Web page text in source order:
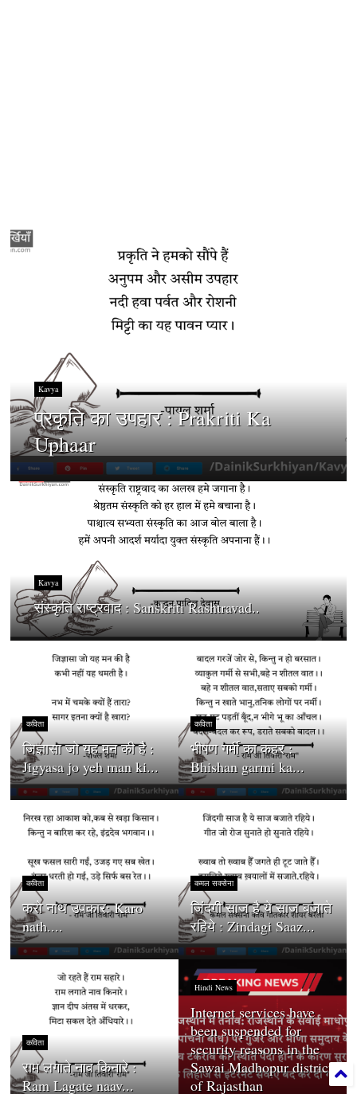
Kavya
प्रकृति का उपहार : Prakriti Ka
Uphaar
Kavya
संस्कृति राष्ट्रवाद : Sanskriti Rashtravad..
कविता
जिज्ञासा जो यह मन की है :
Jigyasa jo yeh man ki...
कविता
भीषण गर्मी का कहर :
Bhishan garmi ka...
कविता
करो नाथ उपकार: Karo
nath....
कमल सक्सेना
जिंदगी साज है ये साज बजाते
रहिये : Zindagi Saaz...
कविता
राम लगाते नाव किनारे :
Ram Lagate naav...
Hindi News
Internet services have
been suspended for
security reasons in the
Sawai Madhopur district
of Rajasthan